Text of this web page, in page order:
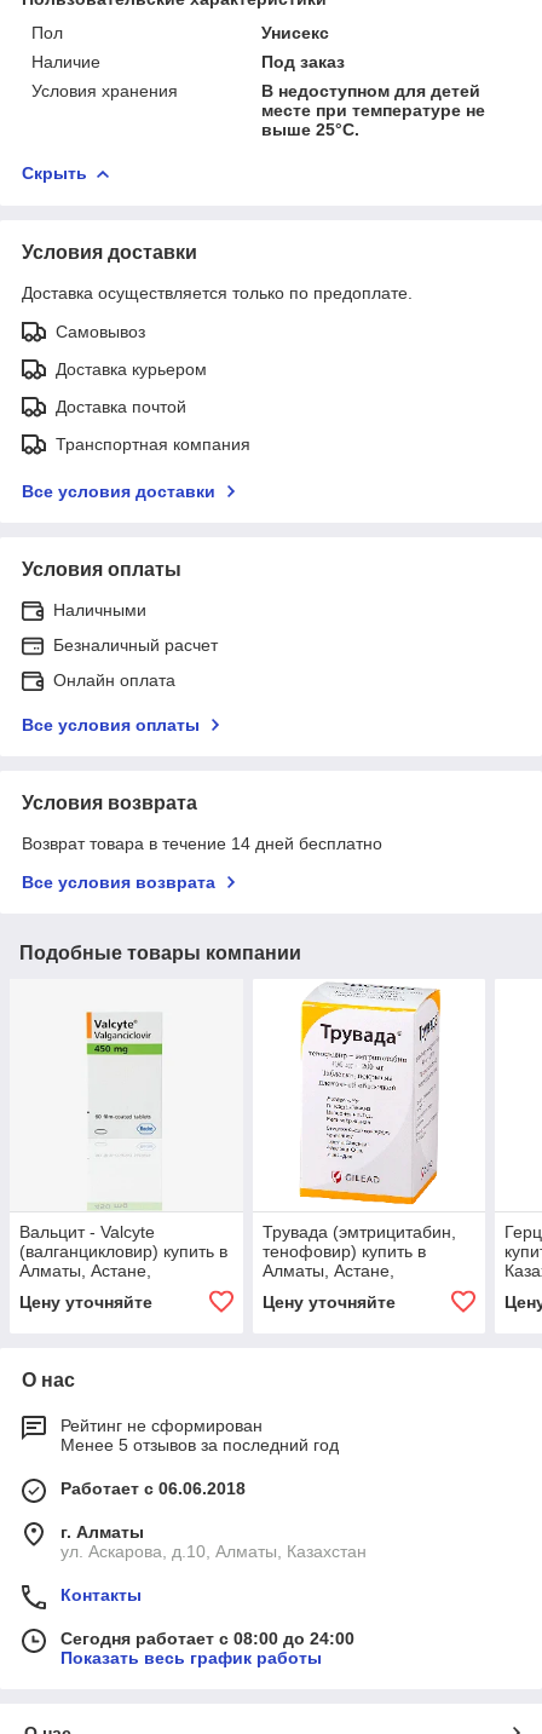
Пол
Унисекс
Наличие
Под заказ
Условия хранения
В недоступном для детей
месте при температуре не
выше 25°C.
Скрыть
Условия доставки
Доставка осуществляется только по предоплате.
Самовывоз
Доставка курьером
Доставка почтой
Транспортная компания
Все условия доставки
Условия оплаты
Наличными
Безналичный расчет
Онлайн оплата
Все условия оплаты
Условия возврата
Возврат товара в течение 14 дней бесплатно
Все условия возврата
Подобные товары компании
Вальцит - Valcyte
(валганцикловир) купить в
Алматы, Астане,
Цену уточняйте
Трувада (эмтрицитабин,
тенофовир) купить в
Алматы, Астане,
Цену уточняйте
О нас
Рейтинг не сформирован
Менее 5 отзывов за последний год
Работает с 06.06.2018
г. Алматы
ул. Аскарова, д.10, Алматы, Казахстан
Контакты
Сегодня работает с 08:00 до 24:00
Показать весь график работы